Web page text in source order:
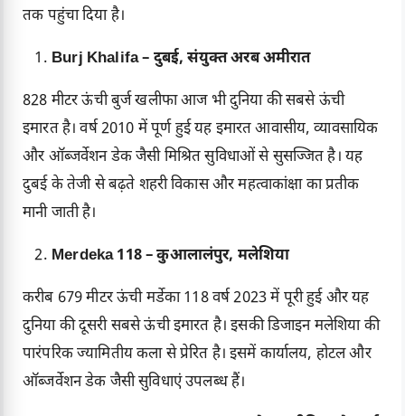
तक पहुंचा दिया है।
Burj Khalifa – दुबई, संयुक्त अरब अमीरात
828 मीटर ऊंची बुर्ज खलीफा आज भी दुनिया की सबसे ऊंची
इमारत है। वर्ष 2010 में पूर्ण हुई यह इमारत आवासीय, व्यावसायिक
और ऑब्जर्वेशन डेक जैसी मिश्रित सुविधाओं से सुसज्जित है। यह
दुबई के तेजी से बढ़ते शहरी विकास और महत्वाकांक्षा का प्रतीक
मानी जाती है।
Merdeka 118 – कुआलालंपुर, मलेशिया
करीब 679 मीटर ऊंची मर्डेका 118 वर्ष 2023 में पूरी हुई और यह
दुनिया की दूसरी सबसे ऊंची इमारत है। इसकी डिजाइन मलेशिया की
पारंपरिक ज्यामितीय कला से प्रेरित है। इसमें कार्यालय, होटल और
ऑब्जर्वेशन डेक जैसी सुविधाएं उपलब्ध हैं।